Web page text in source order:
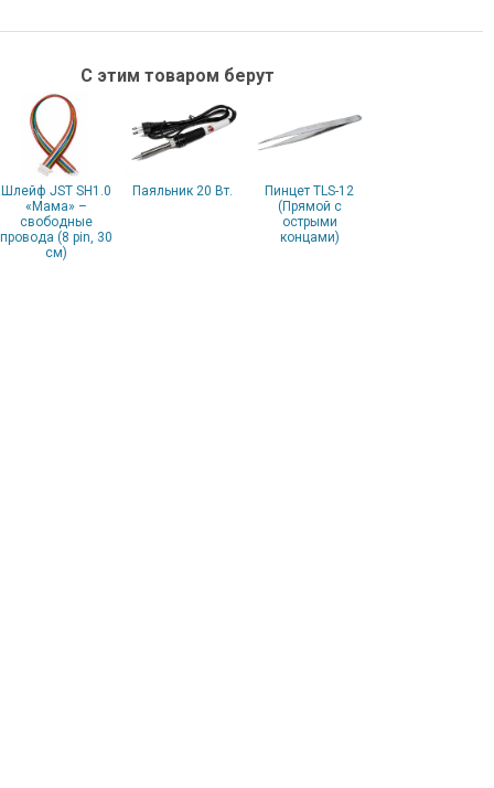
С этим товаром берут
Шлейф JST SH1.0
«Мама» –
свободные
провода (8 pin, 30
см)
Паяльник 20 Вт.
Пинцет TLS-12
(Прямой с
острыми
концами)